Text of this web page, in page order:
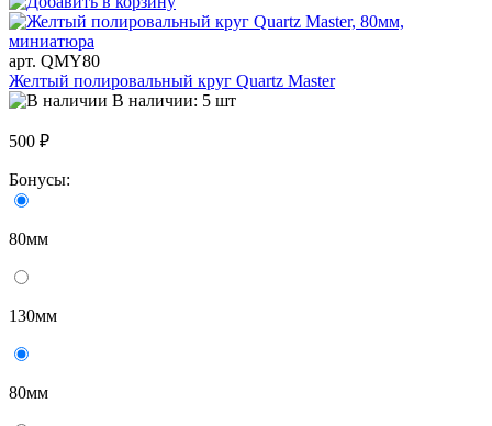
арт. QMY80
Желтый полировальный круг Quartz Master
В наличии: 5 шт
500 ₽
Бонусы:
80мм
130мм
80мм